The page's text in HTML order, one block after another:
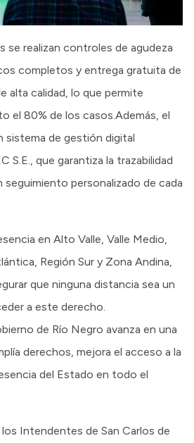
se realizan controles de agudeza
completos y entrega gratuita de
alta calidad, lo que permite
el 80% de los casos.Además, el
sistema de gestión digital
S.E., que garantiza la trazabilidad
seguimiento personalizado de cada
en Alto Valle, Valle Medio,
Región Sur y Zona Andina,
que ninguna distancia sea un
a este derecho.
de Río Negro avanza en una
derechos, mejora el acceso a la
del Estado en todo el
Intendentes de San Carlos de